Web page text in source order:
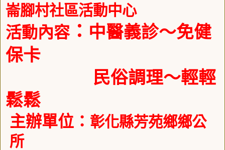
崙腳村社區活動中心
活動內容： 中醫義診～免健
保卡
民俗調理～輕輕
鬆鬆
主辦單位： 彰化縣芳苑鄉鄉公
所